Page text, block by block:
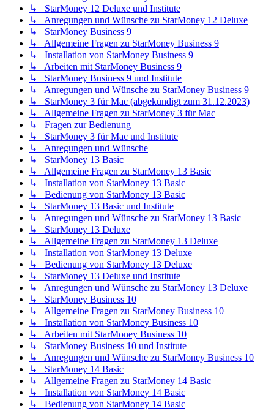
↳ StarMoney 12 Deluxe und Institute
↳ Anregungen und Wünsche zu StarMoney 12 Deluxe
↳ StarMoney Business 9
↳ Allgemeine Fragen zu StarMoney Business 9
↳ Installation von StarMoney Business 9
↳ Arbeiten mit StarMoney Business 9
↳ StarMoney Business 9 und Institute
↳ Anregungen und Wünsche zu StarMoney Business 9
↳ StarMoney 3 für Mac (abgekündigt zum 31.12.2023)
↳ Allgemeine Fragen zu StarMoney 3 für Mac
↳ Fragen zur Bedienung
↳ StarMoney 3 für Mac und Institute
↳ Anregungen und Wünsche
↳ StarMoney 13 Basic
↳ Allgemeine Fragen zu StarMoney 13 Basic
↳ Installation von StarMoney 13 Basic
↳ Bedienung von StarMoney 13 Basic
↳ StarMoney 13 Basic und Institute
↳ Anregungen und Wünsche zu StarMoney 13 Basic
↳ StarMoney 13 Deluxe
↳ Allgemeine Fragen zu StarMoney 13 Deluxe
↳ Installation von StarMoney 13 Deluxe
↳ Bedienung von StarMoney 13 Deluxe
↳ StarMoney 13 Deluxe und Institute
↳ Anregungen und Wünsche zu StarMoney 13 Deluxe
↳ StarMoney Business 10
↳ Allgemeine Fragen zu StarMoney Business 10
↳ Installation von StarMoney Business 10
↳ Arbeiten mit StarMoney Business 10
↳ StarMoney Business 10 und Institute
↳ Anregungen und Wünsche zu StarMoney Business 10
↳ StarMoney 14 Basic
↳ Allgemeine Fragen zu StarMoney 14 Basic
↳ Installation von StarMoney 14 Basic
↳ Bedienung von StarMoney 14 Basic